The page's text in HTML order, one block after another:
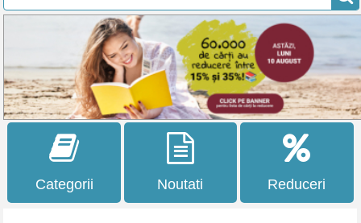
Categorii Noutati Reduceri